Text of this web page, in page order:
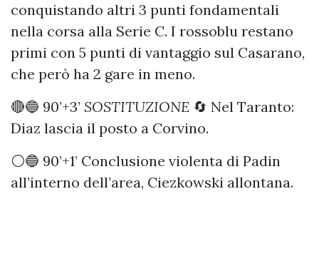
conquistando altri 3 punti fondamentali
nella corsa alla Serie C. I rossoblu restano
primi con 5 punti di vantaggio sul Casarano,
che però ha 2 gare in meno.
🔴🔵 90’+3’ SOSTITUZIONE 🔄 Nel Taranto:
Diaz lascia il posto a Corvino.
⚪️🔵 90’+1’ Conclusione violenta di Padin
all’interno dell’area, Ciezkowski allontana.